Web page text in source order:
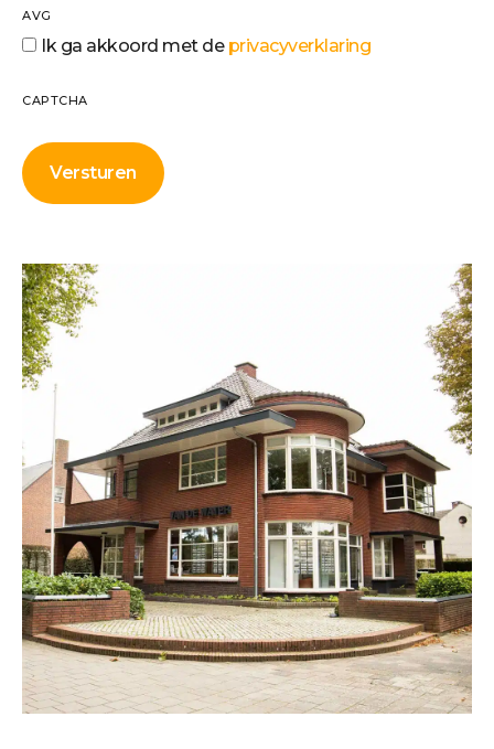
AVG
Ik ga akkoord met de privacyverklaring
CAPTCHA